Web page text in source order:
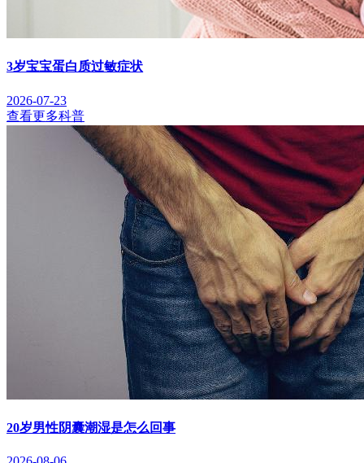
3岁宝宝蛋白质过敏症状
2026-07-23
查看更多科普
20岁男性阴囊潮湿是怎么回事